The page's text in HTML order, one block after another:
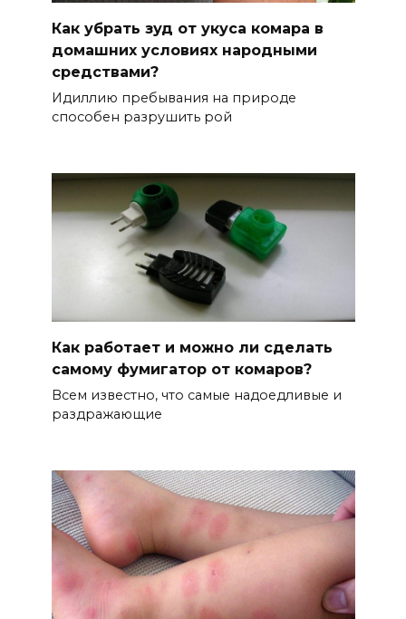
Как убрать зуд от укуса комара в
домашних условиях народными
средствами?
Идиллию пребывания на природе
способен разрушить рой
Как работает и можно ли сделать
самому фумигатор от комаров?
Всем известно, что самые надоедливые и
раздражающие